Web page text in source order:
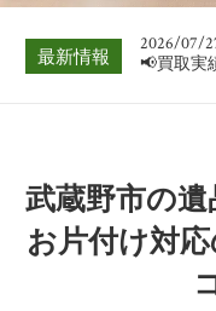
最新情報
2026/07/
📢買取実
2026/07/
📢買取実
📢買取
武蔵野市の
お片付け対